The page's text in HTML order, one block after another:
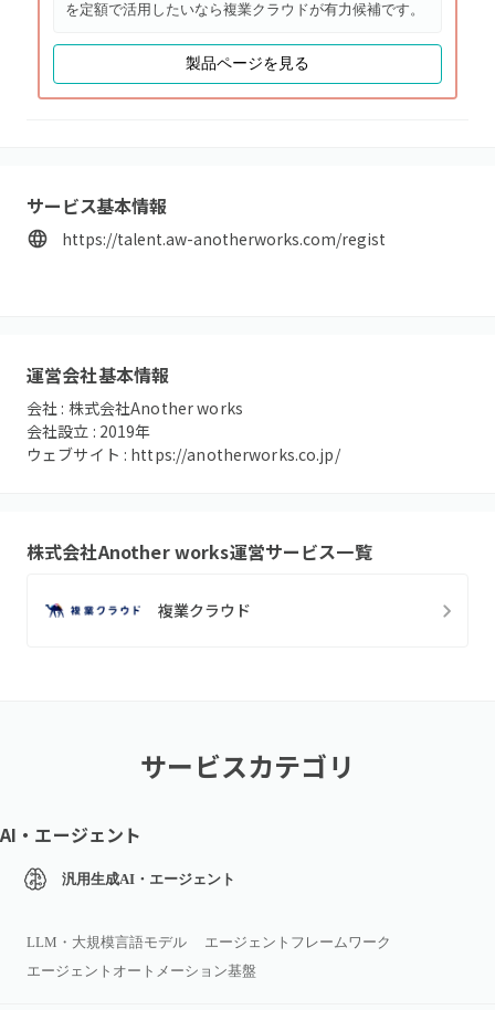
を定額で活用したいなら複業クラウドが有力候補です。
製品ページを見る
サービス基本情報
https://talent.aw-anotherworks.com/regist
運営会社基本情報
会社 : 株式会社Another works
会社設立 : 2019年
ウェブサイト : https://anotherworks.co.jp/
株式会社Another works運営サービス一覧
複業クラウド
サービスカテゴリ
AI・エージェント
汎用生成AI・エージェント
LLM・大規模言語モデル
エージェントフレームワーク
エージェントオートメーション基盤